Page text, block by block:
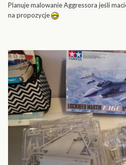
Planuje malowanie Aggressora jeśli
na propozycje